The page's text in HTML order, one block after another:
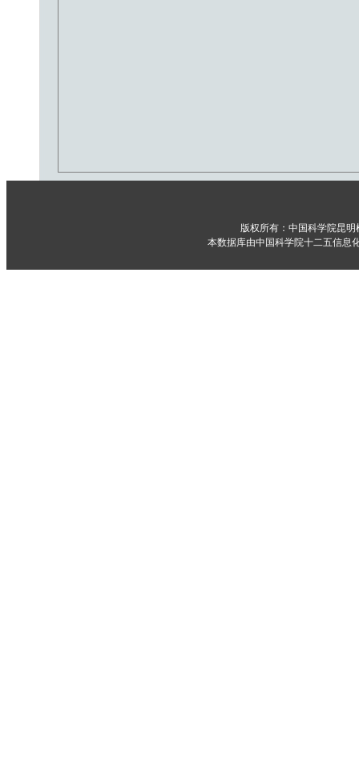
版权所有：中国科学院昆
本数据库由中国科学院十二五信息